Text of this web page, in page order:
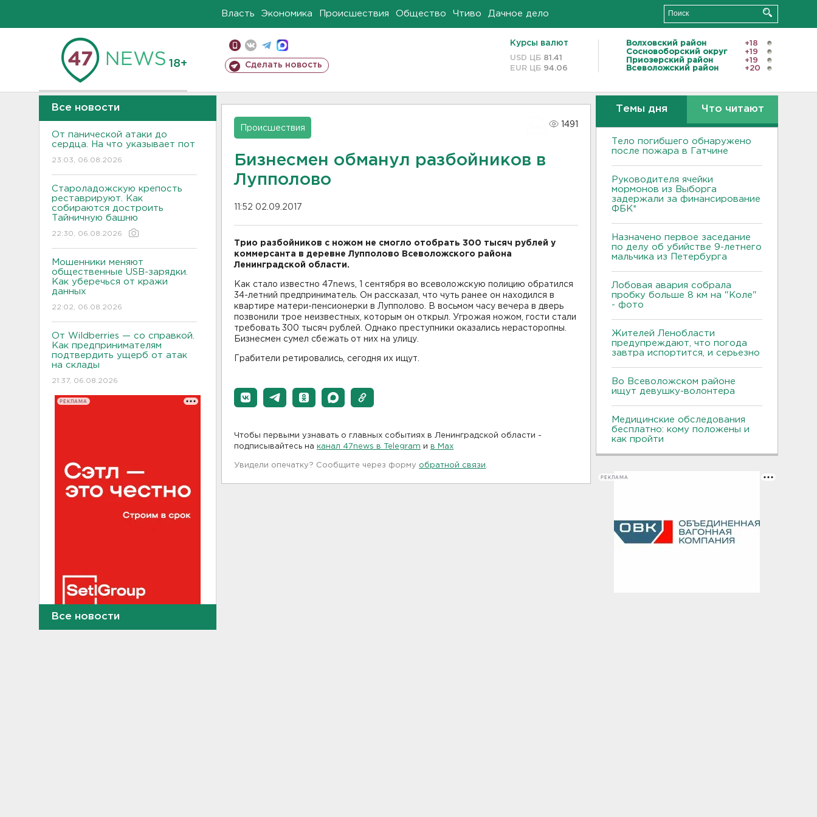
Власть Экономика Происшествия Общество Чтиво Дачное дело
18+ Сделать новость
Курсы валют
USD ЦБ 81.41
EUR ЦБ 94.06
Волховский район
+18
Сосновоборский округ
+19
Приозерский район
+19
Всеволожский район
+20
Все новости
От панической атаки до
сердца. На что указывает пот
23:03, 06.08.2026
Староладожскую крепость
реставрируют. Как
собираются достроить
Тайничную башню
22:30, 06.08.2026
Мошенники меняют
общественные USB-зарядки.
Как уберечься от кражи
данных
22:02, 06.08.2026
От Wildberries — со справкой.
Как предпринимателям
подтвердить ущерб от атак
на склады
21:37, 06.08.2026
РЕКЛАМА
Все новости
Происшествия
1491
Бизнесмен обманул разбойников в
Лупполово
11:52 02.09.2017
Трио разбойников с ножом не смогло отобрать 300 тысяч рублей у
коммерсанта в деревне Лупполово Всеволожского района
Ленинградской области.
Как стало известно 47news, 1 сентября во всеволожскую полицию обратился
34-летний предприниматель. Он рассказал, что чуть ранее он находился в
квартире матери-пенсионерки в Лупполово. В восьмом часу вечера в дверь
позвонили трое неизвестных, которым он открыл. Угрожая ножом, гости стали
требовать 300 тысяч рублей. Однако преступники оказались нерасторопны.
Бизнесмен сумел сбежать от них на улицу.
Грабители ретировались, сегодня их ищут.
Чтобы первыми узнавать о главных событиях в Ленинградской области -
подписывайтесь на канал 47news в Telegram и в Maх
Увидели опечатку? Сообщите через форму обратной связи
Темы дня Что читают
Тело погибшего обнаружено
после пожара в Гатчине
Руководителя ячейки
мормонов из Выборга
задержали за финансирование
ФБК*
Назначено первое заседание
по делу об убийстве 9-летнего
мальчика из Петербурга
Лобовая авария собрала
пробку больше 8 км на "Коле"
- фото
Жителей Ленобласти
предупреждают, что погода
завтра испортится, и серьезно
Во Всеволожском районе
ищут девушку-волонтера
Медицинские обследования
бесплатно: кому положены и
как пройти
РЕКЛАМА